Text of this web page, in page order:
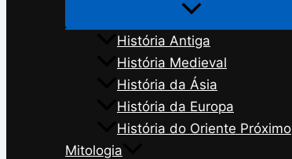
História Antiga
História Medieval
História da Ásia
História da Europa
História do Oriente Próximo
Mitologia